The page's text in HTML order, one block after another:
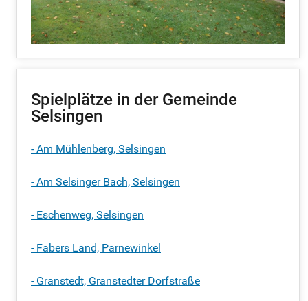
Spielplätze in der Gemeinde
Selsingen
- Am Mühlenberg, Selsingen
- Am Selsinger Bach, Selsingen
- Eschenweg, Selsingen
- Fabers Land, Parnewinkel
- Granstedt, Granstedter Dorfstraße